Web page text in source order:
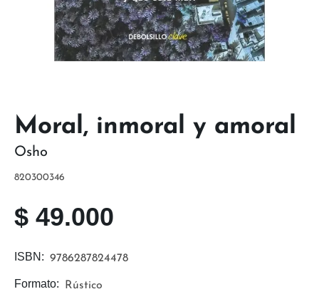
Formato: Rústico
ISBN: 9786287824478
$ 49.000
820300346
Osho
Moral, inmoral y amoral